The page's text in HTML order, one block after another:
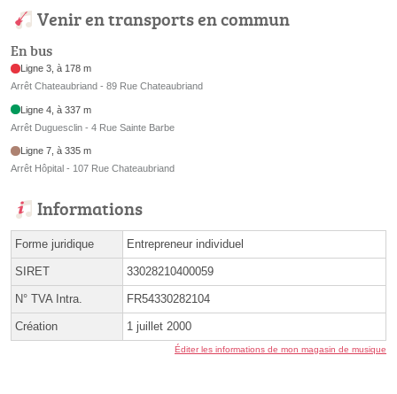
Venir en transports en commun
En bus
Ligne 3, à 178 m
Arrêt Chateaubriand - 89 Rue Chateaubriand
Ligne 4, à 337 m
Arrêt Duguesclin - 4 Rue Sainte Barbe
Ligne 7, à 335 m
Arrêt Hôpital - 107 Rue Chateaubriand
Informations
Forme juridique Entrepreneur individuel
SIRET 33028210400059
N° TVA Intra. FR54330282104
Création 1 juillet 2000
Éditer les informations de mon magasin de musique